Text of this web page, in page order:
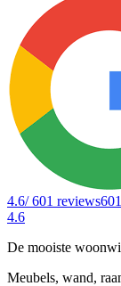
4.6/ 601 reviews
4.6
De mooiste
Meubels, wand,